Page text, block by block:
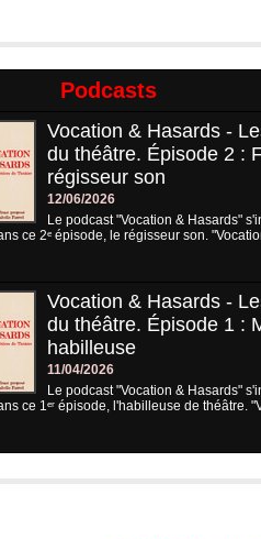
Podcasts
Vocation & Hasards -
du théâtre. Épisode 2 :
régisseur son
12/06/2026
Le podcast "Vocation & Hasards"
ce 2ᵉ épisode, le régisseur son.
Vocation & Hasards -
du théâtre. Épisode 1 :
habilleuse
11/04/2026
Le podcast "Vocation & Hasards"
ce 1ᵉʳ épisode, l'habilleuse de théâtre.